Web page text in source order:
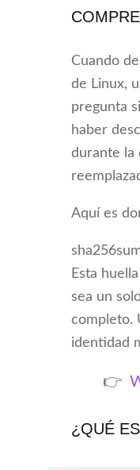
Cuando
de Linux,
pregunta
haber
durante la
Aquí es
Esta
sea un
completo.
identidad
👉
¿QUÉ